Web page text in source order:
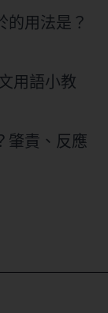
的用法是？
用語小教
肇責、反應